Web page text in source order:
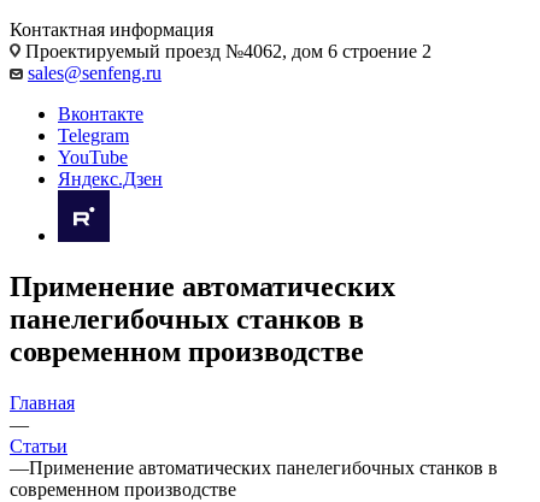
Контактная информация
Проектируемый проезд №4062, дом 6 строение 2
sales@senfeng.ru
Вконтакте
Telegram
YouTube
Яндекс.Дзен
Применение автоматических
панелегибочных станков в
современном производстве
Главная
—
Статьи
—Применение автоматических панелегибочных станков в
современном производстве